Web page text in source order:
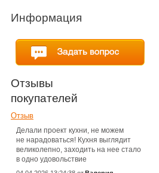
Информация
Отзывы
покупателей
Отзыв
Делали проект кухни, не можем
не нарадоваться! Кухня выглядит
великолепно, заходить на нее стало
в одно удовольствие